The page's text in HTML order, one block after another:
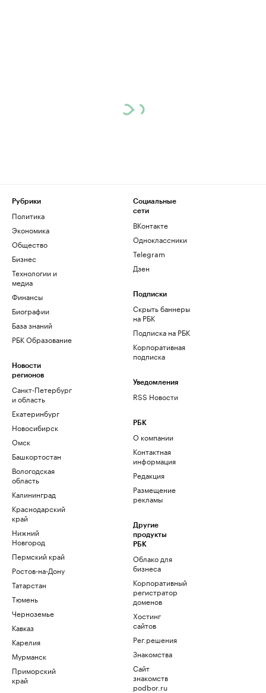
Рубрики
Политика
Экономика
Общество
Бизнес
Технологии и
медиа
Финансы
Биографии
База знаний
РБК Образование
Новости
регионов
Санкт-Петербург
и область
Екатеринбург
Новосибирск
Омск
Башкортостан
Вологодская
область
Калининград
Краснодарский
край
Нижний
Новгород
Пермский край
Ростов-на-Дону
Татарстан
Тюмень
Черноземье
Кавказ
Карелия
Мурманск
Приморский
край
Социальные
сети
ВКонтакте
Одноклассники
Telegram
Дзен
Подписки
Скрыть баннеры
на РБК
Подписка на РБК
Корпоративная
подписка
Уведомления
RSS Новости
РБК
О компании
Контактная
информация
Редакция
Размещение
рекламы
Другие
продукты
РБК
Облако для
бизнеса
Корпоративный
регистратор
доменов
Хостинг
сайтов
Рег.решения
Знакомства
Сайт
знакомств
podbor.ru